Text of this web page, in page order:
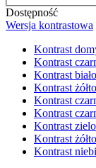
Dostępność
Wersja kontrastowa
Kontrast
Kontrast
Kontrast
Kontrast
Kontrast
Kontrast
Kontrast
Kontrast
Kontrast